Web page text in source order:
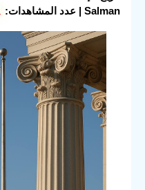
Salman | عدد المشاهدات: